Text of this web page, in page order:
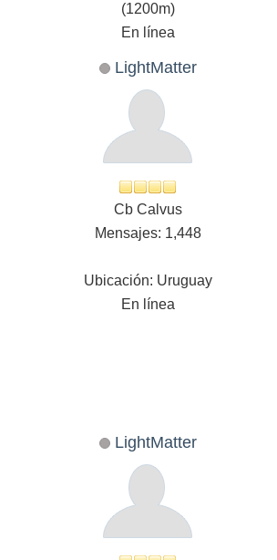
(1200m)
En línea
LightMatter
Cb Calvus
Mensajes: 1,448
Ubicación: Uruguay
En línea
LightMatter